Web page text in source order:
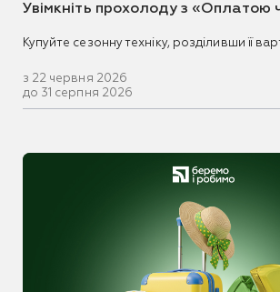
Увімкніть прохолоду з «Оплатою
Купуйте сезонну техніку, розділивши її
з 22 червня 2026
до 31 серпня 2026